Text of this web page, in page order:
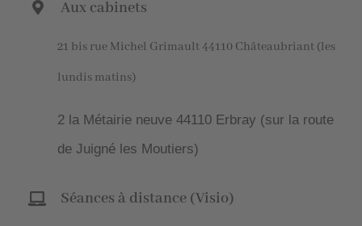
Aux cabinets
21 bis rue Michel Grimault 44110 Châteaubriant (les
lundis matins)
2 la Métairie neuve 44110 Erbray (sur la route
de Juigné les Moutiers)
Séances à distance (Visio)